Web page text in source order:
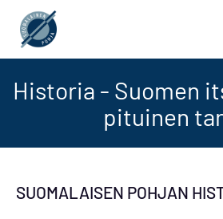
Historia - Suomen
pituinen
SUOMALAISEN POHJAN